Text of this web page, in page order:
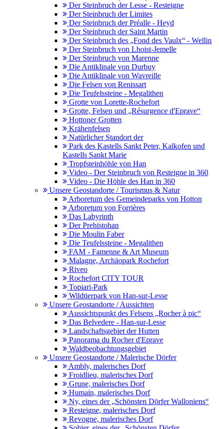
Der Steinbruch der Lesse - Resteigne
Der Steinbruch der Limites
Der Steinbruch der Préalle - Heyd
Der Steinbruch der Saint Martin
Der Steinbruch des „Fond des Vaulx“ - Wellin
Der Steinbruch von Lhoist-Jemelle
Der Steinbruch von Marenne
Die Antiklinale von Durbuy
Die Antiklinale von Wavreille
Die Felsen von Renissart
Die Teufelssteine - Megalithen
Grotte von Lorette-Rochefort
Grotte, Felsen und „Résurgence d'Eprave“
Hottoner Grotten
Krähenfelsen
Natürlicher Standort der
Park des Kastells Sankt Peter, Kalkofen und
Kastells Sankt Marie
Tropfsteinhöhle von Han
Video - Der Steinbruch von Resteigne in 360
Video - Die Höhle des Han in 360
Unsere Geostandorte / Tourismus & Natur
Arboretum des Gemeindeparks von Hotton
Arboretum von Forrières
Das Labyrinth
Der Prehistohan
Die Moulin Faber
Die Teufelssteine - Megalithen
FAM - Famenne & Art Museum
Malagne, Archäopark Rochefort
Riveo
Rochefort CITY TOUR
Topiari-Park
Wildtierpark von Han-sur-Lesse
Unsere Geostandorte / Aussichten
Aussichtspunkt des Felsens „Rocher à pic“
Das Belvedere - Han-sur-Lesse
Landschaftsgebiet der Hutten
Panorama du Rocher d'Eprave
Waldbeobachtungsgebiet
Unsere Geostandorte / Malerische Dörfer
Ambly, malerisches Dorf
Froidlieu, malerisches Dorf
Grune, malerisches Dorf
Humain, malerisches Dorf
Ny, eines der „Schönsten Dörfer Walloniens“
Resteigne, malerisches Dorf
Revogne, malerisches Dorf